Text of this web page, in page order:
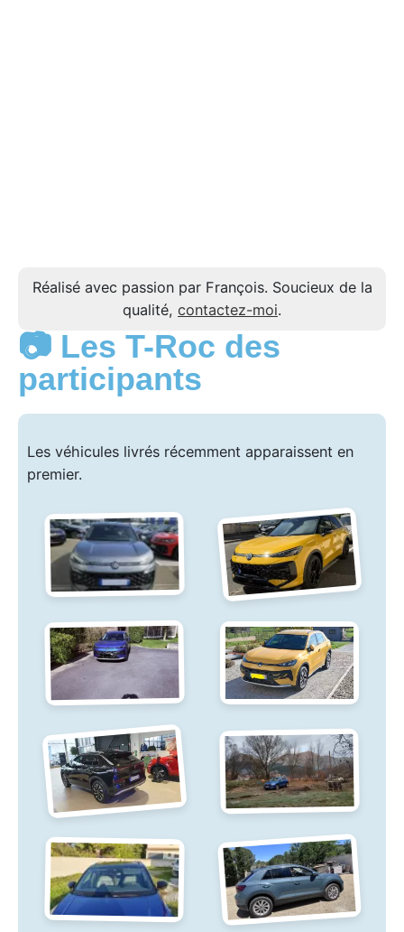
Réalisé avec passion par François. Soucieux de la
qualité, contactez-moi.
📷 Les T-Roc des
participants
Les véhicules livrés récemment apparaissent en
premier.